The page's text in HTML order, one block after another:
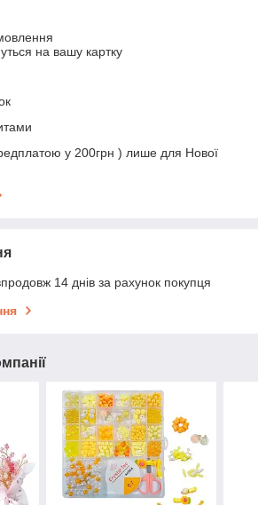
на вашу картку
у 200грн ) лише для Нової
14 днів за рахунок покупця